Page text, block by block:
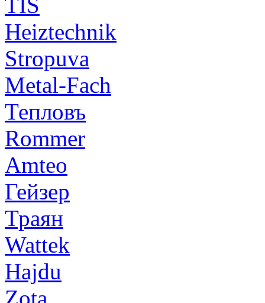
TIS
Heiztechnik
Stropuva
Metal-Fach
Тепловъ
Rommer
Amteo
Гейзер
Траян
Wattek
Hajdu